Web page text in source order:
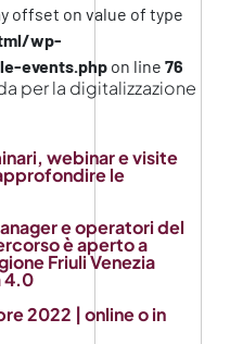
offset on value of type
wp-
events.phpon line 76
per la digitalizzazione
webinar e visite
le
e operatori del
è aperto a
Friuli Venezia
4.0
2022 | online o in